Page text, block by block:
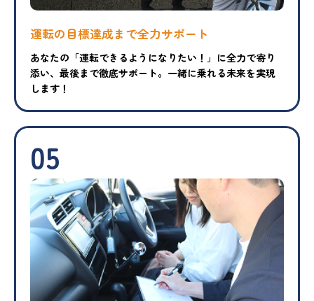
運転の目標達成まで全力サポート
あなたの「運転できるようになりたい！」に全力で寄り
添い、最後まで徹底サポート。一緒に乗れる未来を実現
します！
05